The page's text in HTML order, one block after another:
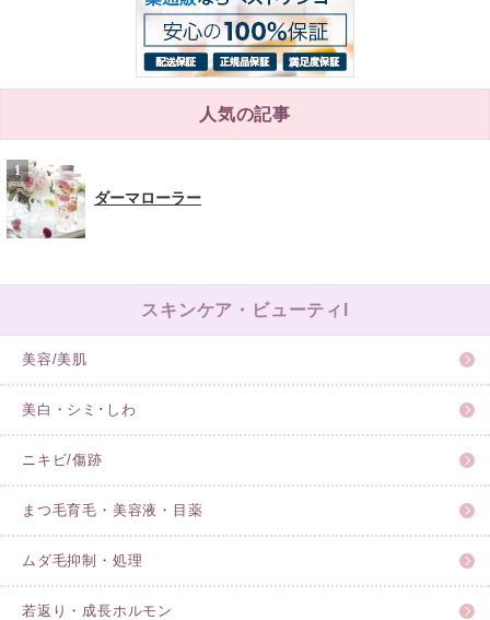
人気の記事
ダーマローラー
スキンケア・ビューティl
美容/美肌
美白・シミ･しわ
ニキビ/傷跡
まつ毛育毛・美容液・目薬
ムダ毛抑制・処理
若返り・成長ホルモン